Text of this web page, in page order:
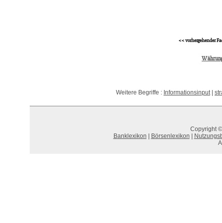
<< vorhergehender
Weitere Begriffe : Informationsinput|
Copyright
Banklexikon
Börsenlexikon